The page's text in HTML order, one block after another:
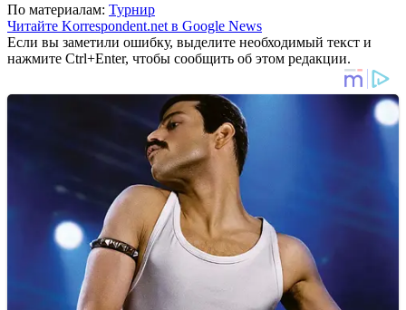
По материалам: Турнир
Читайте Korrespondent.net в Google News
Если вы заметили ошибку, выделите необходимый текст и
нажмите Ctrl+Enter, чтобы сообщить об этом редакции.